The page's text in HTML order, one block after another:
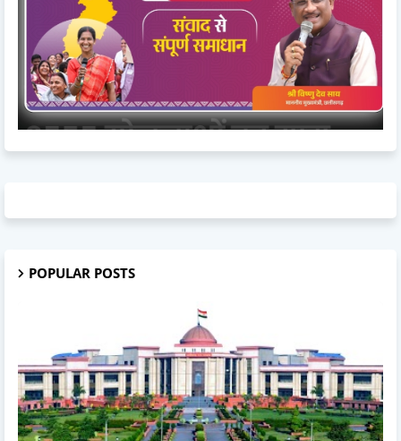
POPULAR POSTS